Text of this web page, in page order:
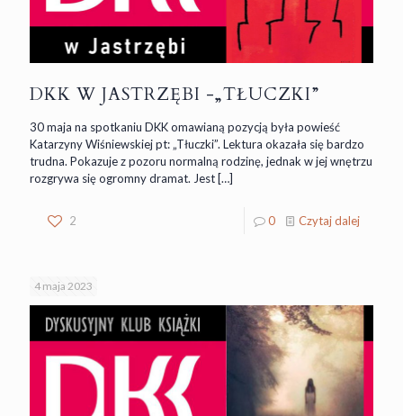
DKK W JASTRZĘBI -„TŁUCZKI”
30 maja na spotkaniu DKK omawianą pozycją była powieść
Katarzyny Wiśniewskiej pt: „Tłuczki”. Lektura okazała się bardzo
trudna. Pokazuje z pozoru normalną rodzinę, jednak w jej wnętrzu
rozgrywa się ogromny dramat. Jest[…]
2 0 Czytaj dalej
4 maja 2023